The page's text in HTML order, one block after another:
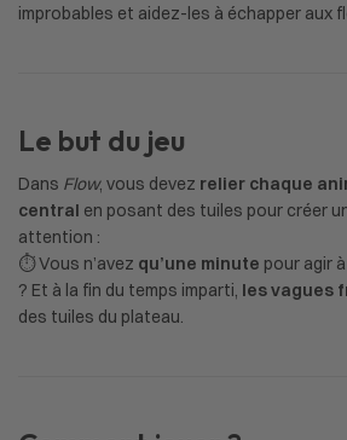
improbables et aidez-les à échapper aux
Le but du jeu
Dans Flow, vous devez relier chaque
central en posant des tuiles pour créer
attention :
⏱️ Vous n’avez qu’une minute pour agir
? Et à la fin du temps imparti, les vagues
des tuiles du plateau.